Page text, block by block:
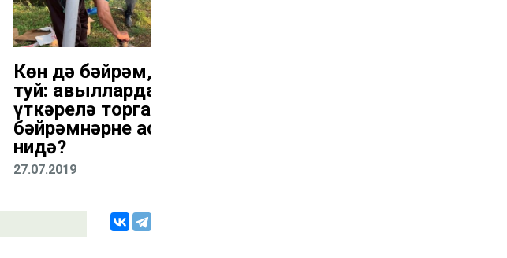
Көн дә бәйрәм, көн дә
туй: авылларда
үткәрелә торган
бәйрәмнәрнең асылы
нидә?
27.07.2019